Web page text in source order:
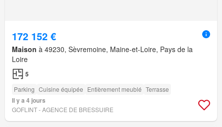
172 152 €
Maison à 49230, Sèvremoine, Maine-et-Loire, Pays de la
Loire
5
Parking Cuisine équipée Entièrement meublé Terrasse
Il y a 4 jours
GOFLINT - AGENCE DE BRESSUIRE